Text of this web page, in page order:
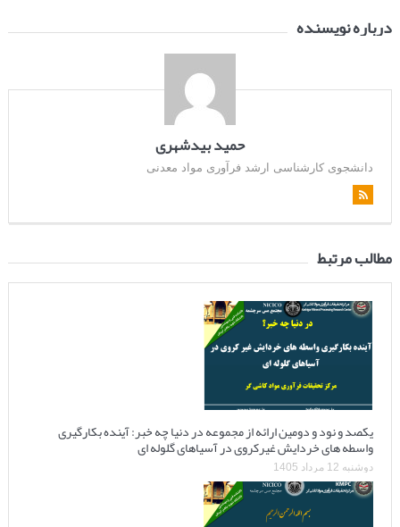
درباره نویسنده
حمید بیدشهری
دانشجوی کارشناسی ارشد فرآوری مواد معدنی
مطالب مرتبط
یکصد و نود و دومین ارائه از مجموعه در دنیا چه خبر: آینده بکارگیری
واسطه های خردایش غیرکروی در آسیاهای گلوله ای
دوشنبه 12 مرداد 1405